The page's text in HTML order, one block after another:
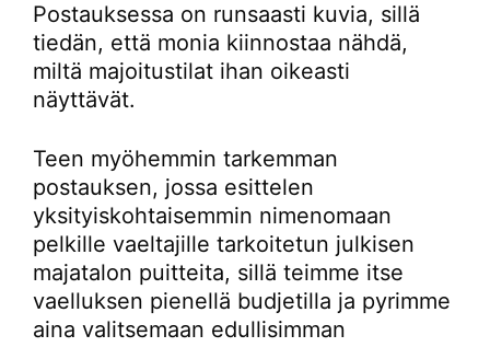
Postauksessa on runsaasti kuvia, sillä
tiedän, että monia kiinnostaa nähdä,
miltä majoitustilat ihan oikeasti
näyttävät.
Teen myöhemmin tarkemman
postauksen, jossa esittelen
yksityiskohtaisemmin nimenomaan
pelkille vaeltajille tarkoitetun julkisen
majatalon puitteita, sillä teimme itse
vaelluksen pienellä budjetilla ja pyrimme
aina valitsemaan edullisimman